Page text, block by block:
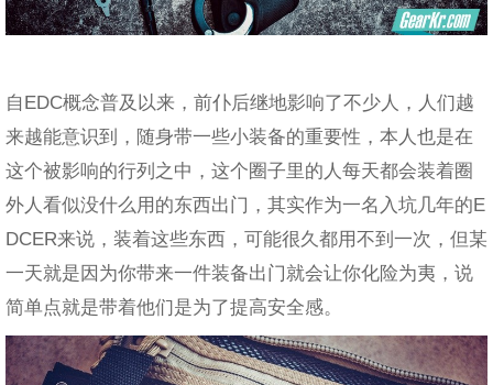
自EDC概念普及以来，前仆后继地影响了不少人，人们越
来越能意识到，随身带一些小装备的重要性，本人也是在
这个被影响的行列之中，这个圈子里的人每天都会装着圈
外人看似没什么用的东西出门，其实作为一名入坑几年的E
DCER来说，装着这些东西，可能很久都用不到一次，但某
一天就是因为你带来一件装备出门就会让你化险为夷，说
简单点就是带着他们是为了提高安全感。